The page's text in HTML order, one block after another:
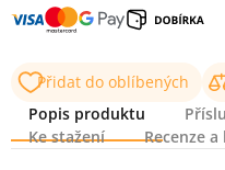
Přidat do oblíbených
Popis produktu
Ke stažení
Recenze